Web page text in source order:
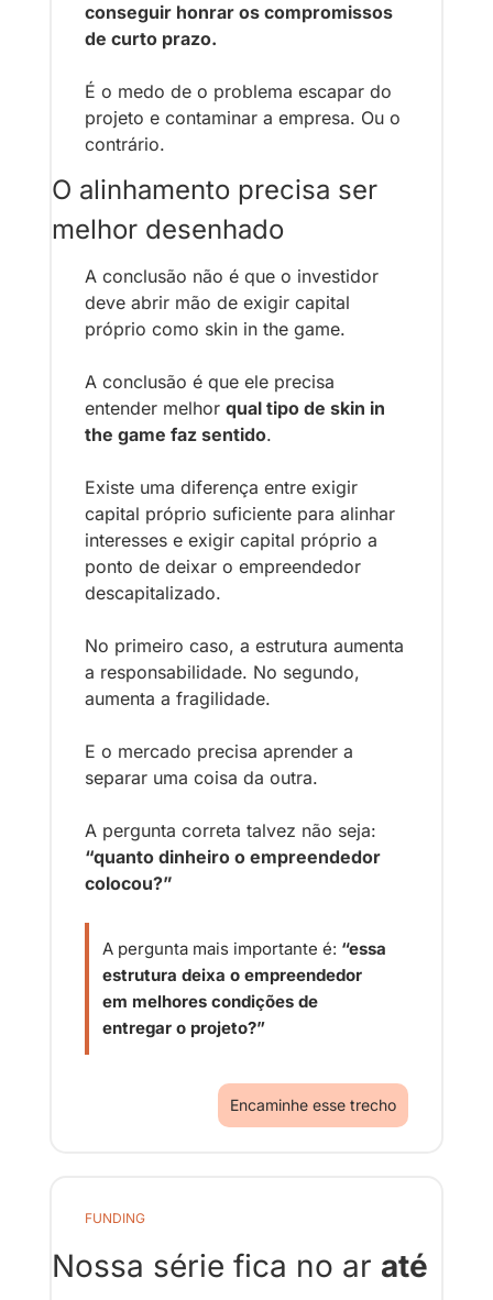
conseguir honrar os compromissos
de curto prazo.
É o medo de o problema escapar do
projeto e contaminar a empresa. Ou o
contrário.
O alinhamento precisa ser
melhor desenhado
A conclusão não é que o investidor
deve abrir mão de exigir capital
próprio como skin in the game.
A conclusão é que ele precisa
entender melhor qual tipo de skin in
the game faz sentido.
Existe uma diferença entre exigir
capital próprio suficiente para alinhar
interesses e exigir capital próprio a
ponto de deixar o empreendedor
descapitalizado.
No primeiro caso, a estrutura aumenta
a responsabilidade. No segundo,
aumenta a fragilidade.
E o mercado precisa aprender a
separar uma coisa da outra.
“quanto dinheiro o empreendedor
colocou?”
A pergunta mais importante é: “essa
estrutura deixa o empreendedor
em melhores condições de
entregar o projeto?”
Encaminhe esse trecho
FUNDING
Nossa série fica no ar até